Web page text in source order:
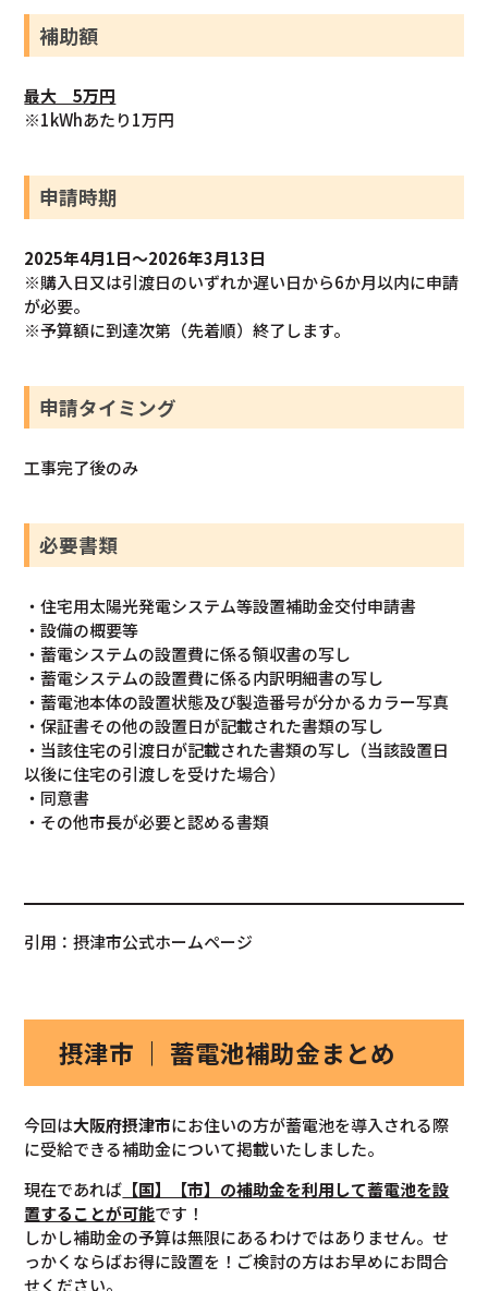
補助額
最大 5万円
※1kWhあたり1万円
申請時期
2025年4月1日～2026年3月13日
※購入日又は引渡日のいずれか遅い日から6か月以内に申請
が必要。
※予算額に到達次第（先着順）終了します。
申請タイミング
工事完了後のみ
必要書類
・住宅用太陽光発電システム等設置補助金交付申請書
・設備の概要等
・蓄電システムの設置費に係る領収書の写し
・蓄電システムの設置費に係る内訳明細書の写し
・蓄電池本体の設置状態及び製造番号が分かるカラー写真
・保証書その他の設置日が記載された書類の写し
・当該住宅の引渡日が記載された書類の写し（当該設置日
以後に住宅の引渡しを受けた場合）
・同意書
・その他市長が必要と認める書類
引用：摂津市公式ホームページ
摂津市 ｜ 蓄電池補助金まとめ
今回は大阪府摂津市にお住いの方が蓄電池を導入される際
に受給できる補助金について掲載いたしました。
現在であれば 【国】【市】の補助金を利用して蓄電池を設
置することが可能です！
しかし補助金の予算は無限にあるわけではありません。せ
っかくならばお得に設置を！ご検討の方はお早めにお問合
せください。